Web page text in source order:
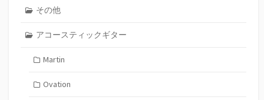
その他
アコースティックギター
Martin
Ovation